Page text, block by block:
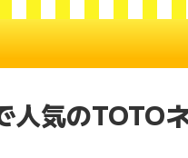
人気のTOTO